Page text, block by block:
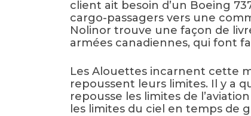
client ait besoin d’un Boeing
cargo-passagers vers une
Nolinor trouve une façon de
armées canadiennes, qui font
Les Alouettes incarnent cette
repoussent leurs limites. Il y a
repousse les limites de
les limites du ciel en temps de